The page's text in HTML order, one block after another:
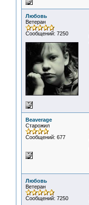
Любовь
Ветеран
Сообщений: 7250
Beaverage
Старожил
Сообщений: 677
Любовь
Ветеран
Сообщений: 7250